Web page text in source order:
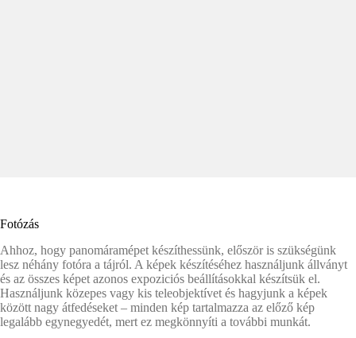
Fotózás
Ahhoz, hogy panomáramépet készíthessünk, először is szükségünk
lesz néhány fotóra a tájról. A képek készítéséhez használjunk állványt
és az összes képet azonos expoziciós beállításokkal készítsük el.
Használjunk közepes vagy kis teleobjektívet és hagyjunk a képek
között nagy átfedéseket – minden kép tartalmazza az előző kép
legalább egynegyedét, mert ez megkönnyíti a további munkát.